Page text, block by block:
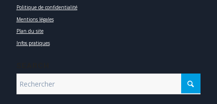
Politique de confidentialité
Mentions légales
Plan du site
Infos pratiques